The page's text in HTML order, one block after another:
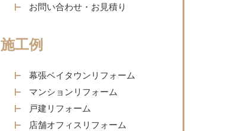
お問い合わせ・お見積り
施工例
幕張ベイタウンリフォーム
マンションリフォーム
戸建リフォーム
店舗オフィスリフォーム